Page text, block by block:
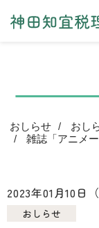
おしらせ
おし
雑誌「アニメ
2023年01月10日（
おしらせ